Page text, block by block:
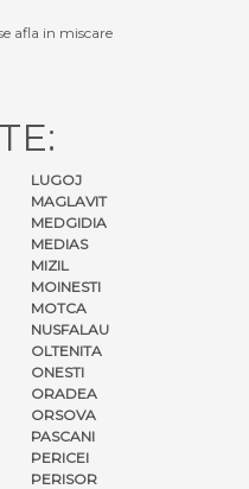
afla in miscare
LUGOJ
MAGLAVIT
MEDGIDIA
MEDIAS
MIZIL
MOINESTI
MOTCA
NUSFALAU
OLTENITA
ONESTI
ORADEA
ORSOVA
PASCANI
PERICEI
PERISOR